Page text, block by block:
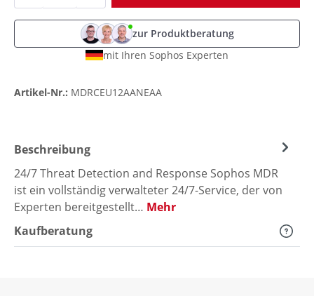
zur Produktberatung
mit Ihren Sophos Experten
Artikel-Nr.: MDRCEU12AANEAA
Beschreibung
24/7 Threat Detection and Response Sophos MDR
ist ein vollständig verwalteter 24/7-Service, der von
Experten bereitgestellt… Mehr
Kaufberatung